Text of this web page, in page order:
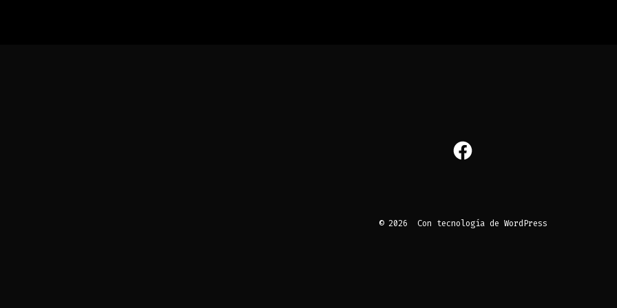
© 2026 Con tecnología de WordPress